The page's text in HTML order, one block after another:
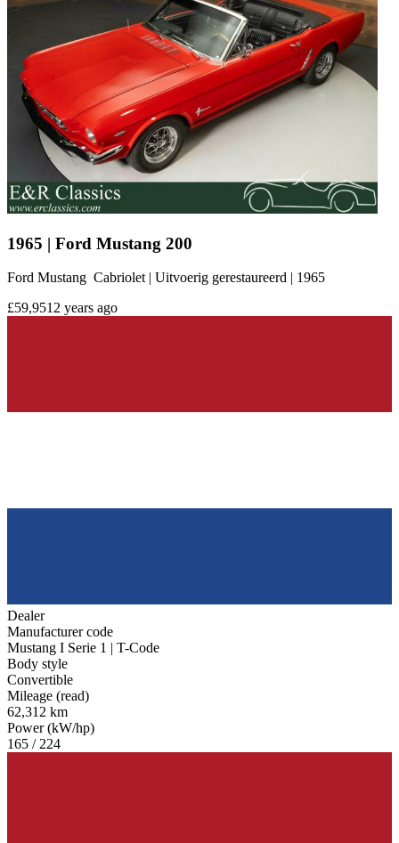
1965 | Ford Mustang 200
Ford Mustang Cabriolet | Uitvoerig gerestaureerd | 1965
£59,9512 years ago
Dealer
Manufacturer code
Mustang I Serie 1 | T-Code
Body style
Convertible
Mileage (read)
62,312 km
Power (kW/hp)
165 / 224